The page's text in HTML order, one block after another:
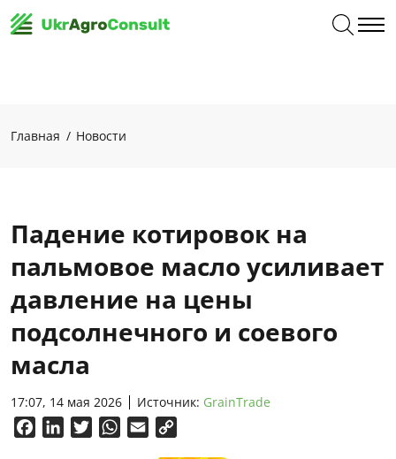
Главная Новости
Падение котировок на
пальмовое масло усиливает
давление на цены
подсолнечного и соевого
масла
17:07, 14 мая 2026 Источник: GrainTrade
FacebookLinkedInTwitterWhatsApp
Email